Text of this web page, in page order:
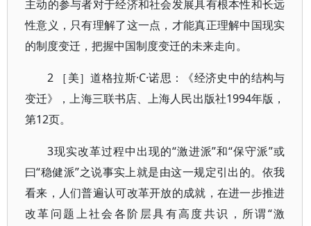
主动的参与者对于经济和社会发展具有根本性和长远
性意义，只有理解了这一点，才能真正理解中国现实
的制度变迁，把握中国制度变迁的未来走向。
2 ［美］道格拉斯·C·诺思：《经济史中的结构与
变迁》，上海三联书店、上海人民出版社1994年版，
第12页。
3现实改革过程中出现的“激进派”和“保守派”或
曰“稳健派”之说事实上就是由这一规定引出的。依我
看来，人们普遍认可改革开放的成就，在进一步推进
改革问题上社会各阶层具有高度共识，所谓“激